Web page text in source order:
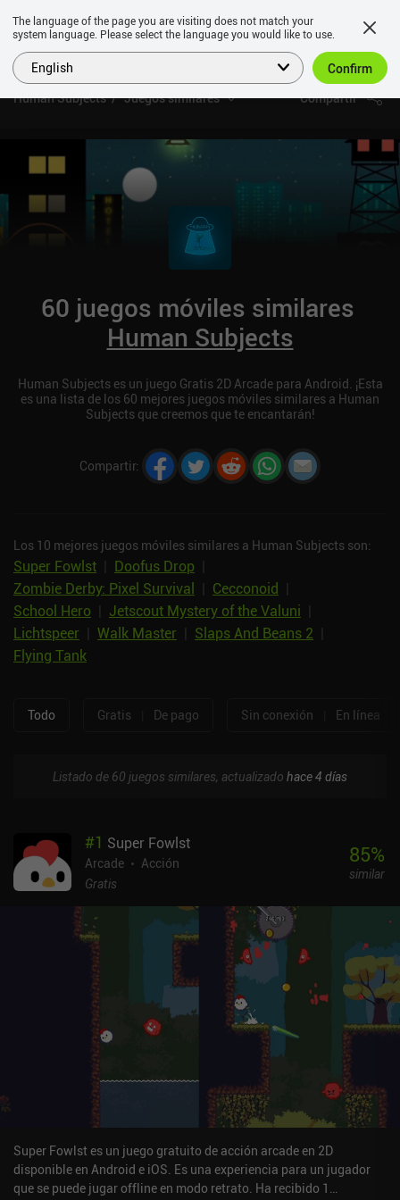
Human Subjects Juegos similares Compartir
60 juegos móviles similares
Human Subjects
Human Subjects es un juego Gratis 2D Arcade para Android. ¡Esta
es una lista de los 60 mejores juegos móviles similares a Human
Subjects que creemos que te encantarán!
Compartir:
Los 10 mejores juegos móviles similares a Human Subjects son:
Super Fowlst Doofus Drop
Zombie Derby: Pixel Survival
Cecconoid
School Hero
Jetscout Mystery of the Valuni
Lichtspeer
Walk Master Slaps And Beans 2
Flying Tank
Todo Gratis De pago Sin conexión En línea
Listado de 60 juegos similares, actualizado hace 4 días
#1 Super Fowlst
Arcade
Acción
Gratis
85%
similar
Super Fowlst es un juego gratuito de acción arcade en 2D
disponible en Android e iOS. Es una experiencia para un jugador
que se puede jugar offline en modo retrato. Ha recibido 1
The language of the page you are visiting does not match your
system language. Please select the language you would like to use.
English Confirm